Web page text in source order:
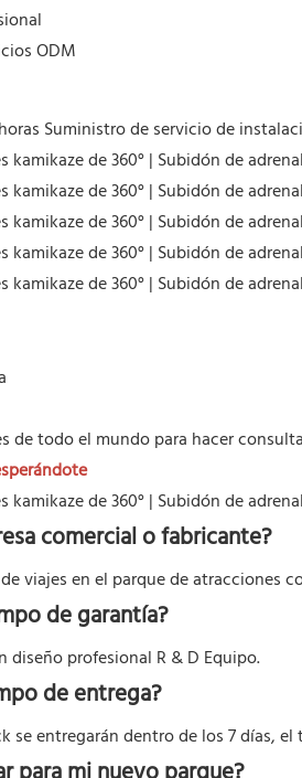
ODM
Suministro de servicio de
de todo el mundo para hacer
comercial o fabricante?
viajes en el parque de atracciones
de garantía?
diseño profesional R & D Equipo.
de entrega?
se entregarán dentro de los 7 días,